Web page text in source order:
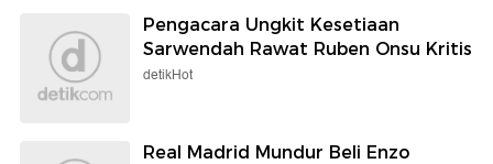
Pengacara Ungkit Kesetiaan
Sarwendah Rawat Ruben Onsu Kritis
detikHot
Real Madrid Mundur Beli Enzo